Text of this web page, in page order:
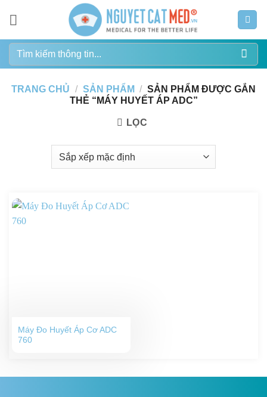
dung
Tìm
kiếm:
TRANG CHỦ / SẢN PHẨM / SẢN PHẨM ĐƯỢC GẮN
THẺ “MÁY HUYẾT ÁP ADC”
LỌC
Máy Đo Huyết Áp Cơ ADC
760